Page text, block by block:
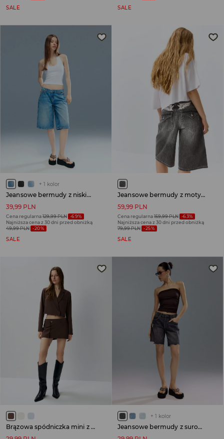
SALE SALE
+ 1 kolor
Jeansowe bermudy z niskim stanem niebieskie
39,99 PLN
Cena regularna129,99 PLN -69%
Najniższa cena z 30 dni przed obniżką
49,99 PLN -20%
SALE
Jeansowe bermudy z motywem skrzydeł grafitowe
59,99 PLN
Cena regularna159,99 PLN -63%
Najniższa cena z 30 dni przed obniżką
79,99 PLN -25%
SALE
Brązowa spódniczka mini z wszytymi szortami i paskiem
+ 1 kolor
Jeansowe bermudy z surowym wykończeniem czarne